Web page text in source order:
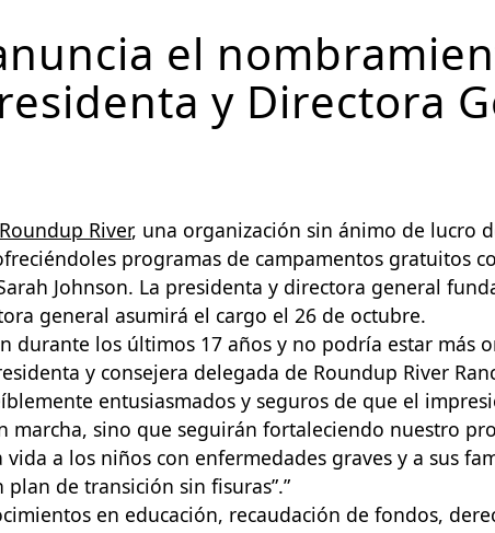
el
y Directora
River, una organización sin ánimo de lucro
programas de campamentos gratuitos
Johnson. La presidenta y directora general
general asumirá el cargo el 26 de octubre.
durante los últimos 17 años y no podría estar más
y consejera delegada de Roundup River
entusiasmados y seguros de que el
marcha, sino que seguirán fortaleciendo nuestro
a los niños con enfermedades graves y a sus
de transición sin fisuras”.”
en educación, recaudación de fondos,